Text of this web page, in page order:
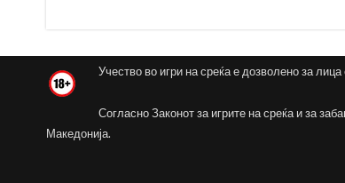
Учество во игри на среќа е дозволено за
Согласно Законот за игрите на среќа и за
Македонија.